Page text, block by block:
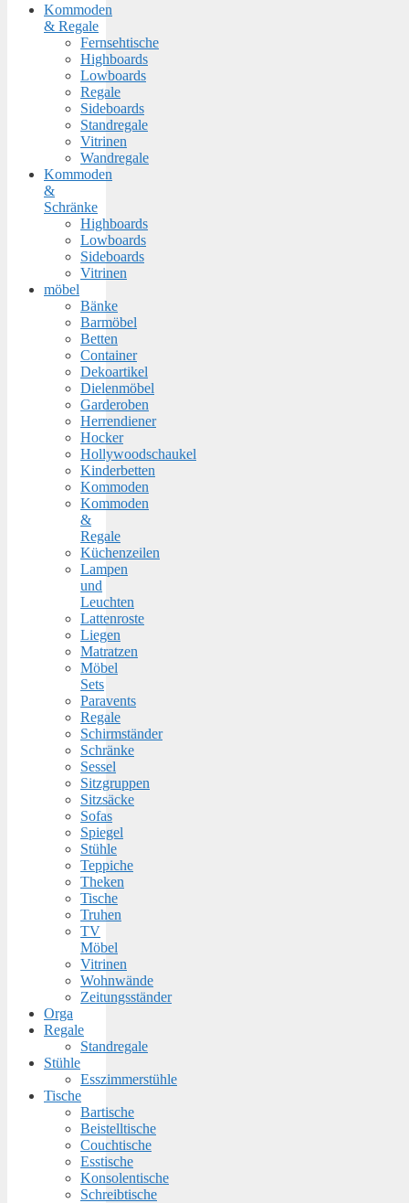
Kommoden
& Regale
Fernsehtische
Highboards
Lowboards
Regale
Sideboards
Standregale
Vitrinen
Wandregale
Kommoden
&
Schränke
Highboards
Lowboards
Sideboards
Vitrinen
möbel
Bänke
Barmöbel
Betten
Container
Dekoartikel
Dielenmöbel
Garderoben
Herrendiener
Hocker
Hollywoodschaukel
Kinderbetten
Kommoden
Kommoden
&
Regale
Küchenzeilen
Lampen
und
Leuchten
Lattenroste
Liegen
Matratzen
Möbel
Sets
Paravents
Regale
Schirmständer
Schränke
Sessel
Sitzgruppen
Sitzsäcke
Sofas
Spiegel
Stühle
Teppiche
Theken
Tische
Truhen
TV
Möbel
Vitrinen
Wohnwände
Zeitungsständer
Orga
Regale
Standregale
Stühle
Esszimmerstühle
Tische
Bartische
Beistelltische
Couchtische
Esstische
Konsolentische
Schreibtische